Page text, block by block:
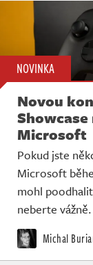
NOVINKA
Novou
Microsoft
Pokud jste
Microsoft
mohl
neberte vážně.
Michal